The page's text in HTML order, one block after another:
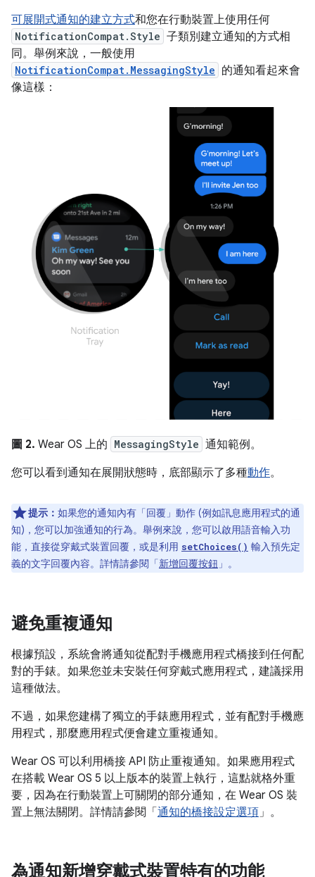
可展開式通知的建立方式和您在行動裝置上使用任何
NotificationCompat.Style 子類別建立通知的方式相
同。舉例來說，一般使用
NotificationCompat.MessagingStyle 的通知看起來會
像這樣：
圖 2. Wear OS 上的 MessagingStyle 通知範例。
您可以看到通知在展開狀態時，底部顯示了多種動作。
提示： 如果您的通知內有「回覆」動作 (例如訊息應用程式的通
知)，您可以加強通知的行為。舉例來說，您可以啟用語音輸入功
能，直接從穿戴式裝置回覆，或是利用 setChoices() 輸入預先定
義的文字回覆內容。詳情請參閱「新增回覆按鈕 」。
避免重複通知
根據預設，系統會將通知從配對手機應用程式橋接到任何配
對的手錶。如果您並未安裝任何穿戴式應用程式，建議採用
這種做法。
不過，如果您建構了獨立的手錶應用程式，並有配對手機應
用程式，那麼應用程式便會建立重複通知。
Wear OS 可以利用橋接 API 防止重複通知。如果應用程式
在搭載 Wear OS 5 以上版本的裝置上執行，這點就格外重
要，因為在行動裝置上可關閉的部分通知，在 Wear OS 裝
置上無法關閉。詳情請參閱「通知的橋接設定選項 」。
為通知新增穿戴式裝置特有的功能